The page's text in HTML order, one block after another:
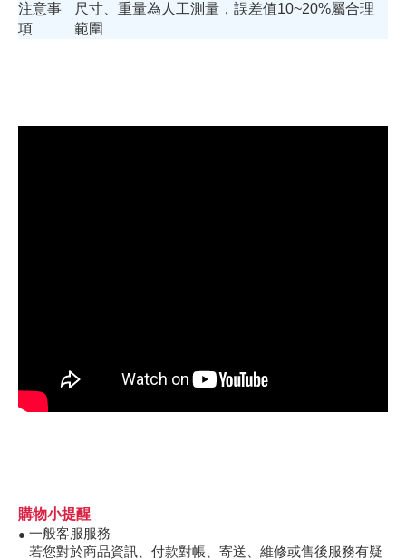
注意事
項
尺寸、重量為人工測量，誤差值10~20%屬合理
範圍
購物小提醒
● 一般客服服務
若您對於商品資訊、付款對帳、寄送、維修或售後服務有疑